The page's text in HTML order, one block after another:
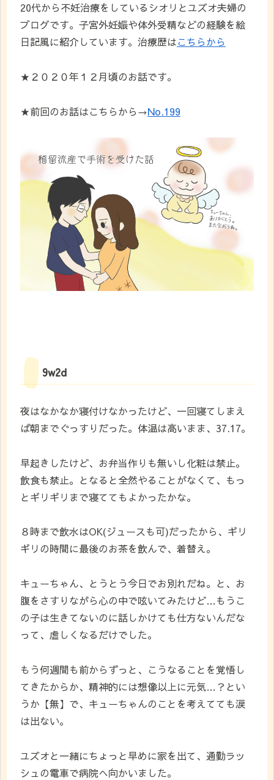
20代から不妊治療をしているシオリとユズオ夫婦の
ブログです。子宮外妊娠や体外受精などの経験を絵
日記風に紹介しています。治療歴はこちらから
★２０２０年１２月頃のお話です。
★前回のお話はこちらから→No.199
9w2d
夜はなかなか寝付けなかったけど、一回寝てしまえ
ば朝までぐっすりだった。体温は高いまま、37.17。
早起きしたけど、お弁当作りも無いし化粧は禁止。
飲食も禁止。となると全然やることがなくて、もっ
とギリギリまで寝ててもよかったかな。
８時まで飲水はOK(ジュースも可)だったから、ギリ
ギリの時間に最後のお茶を飲んで、着替え。
キューちゃん、とうとう今日でお別れだね。と、お
腹をさすりながら心の中で呟いてみたけど…もうこ
の子は生きてないのに話しかけても仕方ないんだな
って、虚しくなるだけでした。
もう何週間も前からずっと、こうなることを覚悟し
てきたからか、精神的には想像以上に元気…？とい
うか【無】で、キューちゃんのことを考えてても涙
は出ない。
ユズオと一緒にちょっと早めに家を出て、通勤ラッ
シュの電車で病院へ向かいました。